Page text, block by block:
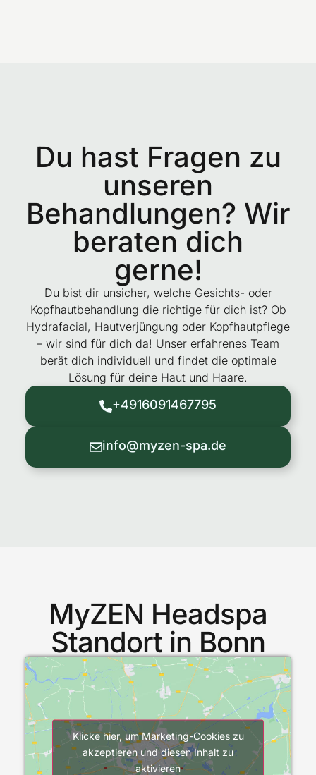
Du hast Fragen zu
unseren
Behandlungen? Wir
beraten dich
gerne!
Du bist dir unsicher, welche Gesichts- oder
Kopfhautbehandlung die richtige für dich ist? Ob
Hydrafacial, Hautverjüngung oder Kopfhautpflege
– wir sind für dich da! Unser erfahrenes Team
berät dich individuell und findet die optimale
Lösung für deine Haut und Haare.
+4916091467795
info@myzen-spa.de
MyZEN Headspa
Standort in Bonn
Klicke hier, um Marketing-Cookies zu
akzeptieren und diesen Inhalt zu
aktivieren